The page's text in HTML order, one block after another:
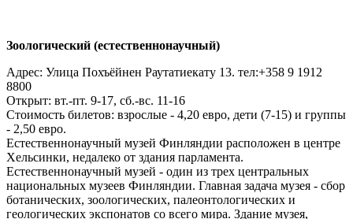
Зоологический (естественнонаучный)
Адрес: Улица Похъёйнен Раутатиекату 13. тел:+358 9 1912
8800
Открыт: вт.-пт. 9-17, сб.-вс. 11-16
Стоимость билетов: взрослые - 4,20 евро, дети (7-15) и группы
- 2,50 евро.
Естественнонаучный музей Финляндии расположен в центре
Хельсинки, недалеко от здания парламента.
Естественнонаучный музей - один из трех центральных
национальных музеев Финляндии. Главная задача музея - сбор
ботанических, зоологических, палеонтологических и
геологических экспонатов со всего мира. Здание музея,